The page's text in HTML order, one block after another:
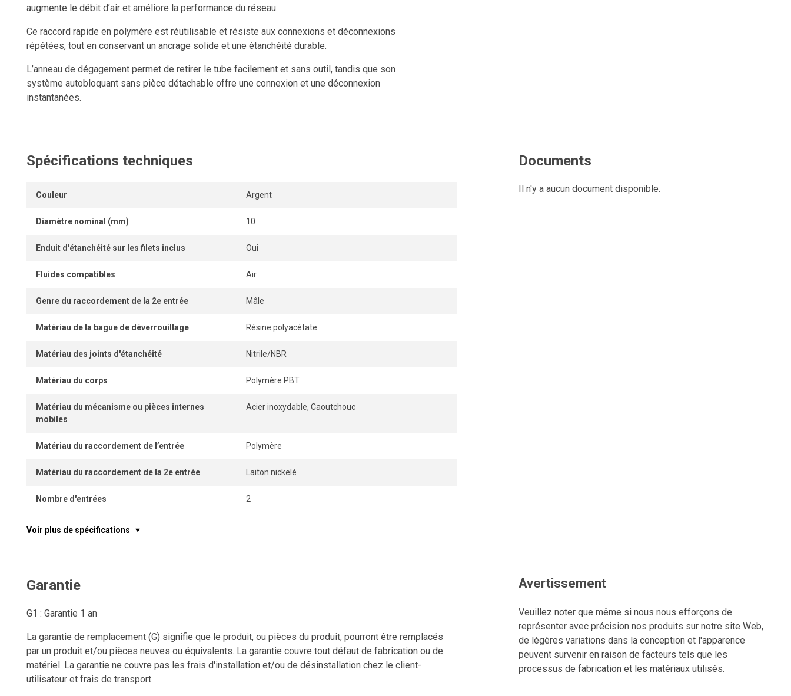
augmente le débit d’air et améliore la performance du réseau.
Ce raccord rapide en polymère est réutilisable et résiste aux connexions et déconnexions
répétées, tout en conservant un ancrage solide et une étanchéité durable.
L’anneau de dégagement permet de retirer le tube facilement et sans outil, tandis que son
système autobloquant sans pièce détachable offre une connexion et une déconnexion
instantanées.
Spécifications techniques
Couleur Argent
Diamètre nominal (mm) 10
Enduit d'étanchéité sur les filets inclus Oui
Fluides compatibles Air
Genre du raccordement de la 2e entrée Mâle
Matériau de la bague de déverrouillage Résine polyacétate
Matériau des joints d'étanchéité Nitrile/NBR
Matériau du corps Polymère PBT
Matériau du mécanisme ou pièces internes
mobiles
Acier inoxydable, Caoutchouc
Matériau du raccordement de l’entrée Polymère
Matériau du raccordement de la 2e entrée Laiton nickelé
Nombre d'entrées 2
Voir plus de spécifications
Documents
Il n'y a aucun document disponible.
Garantie
G1 : Garantie 1 an
La garantie de remplacement (G) signifie que le produit, ou pièces du produit, pourront être remplacés
par un produit et/ou pièces neuves ou équivalents. La garantie couvre tout défaut de fabrication ou de
matériel. La garantie ne couvre pas les frais d'installation et/ou de désinstallation chez le client-
utilisateur et frais de transport.
Avertissement
Veuillez noter que même si nous nous efforçons de
représenter avec précision nos produits sur notre site Web,
de légères variations dans la conception et l'apparence
peuvent survenir en raison de facteurs tels que les
processus de fabrication et les matériaux utilisés.